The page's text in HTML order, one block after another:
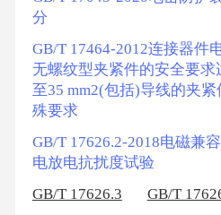
分
GB/T 17464-2012连接器件
无螺纹型夹紧件的安全要求
至35 mm2(包括)导线的夹
殊要求
GB/T 17626.2-2018电磁兼
电放电抗扰度试验
GB/T 17626.3
GB/T